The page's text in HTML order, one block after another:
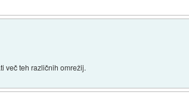
več teh različnih omrežij.